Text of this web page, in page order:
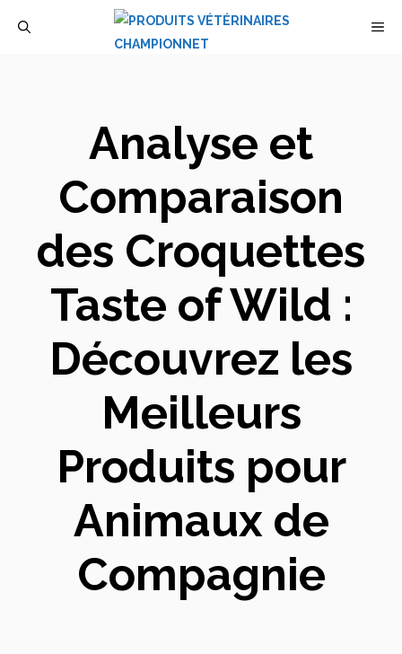
Analyse et
Comparaison
des Croquettes
Taste of Wild :
Découvrez les
Meilleurs
Produits pour
Animaux de
Compagnie